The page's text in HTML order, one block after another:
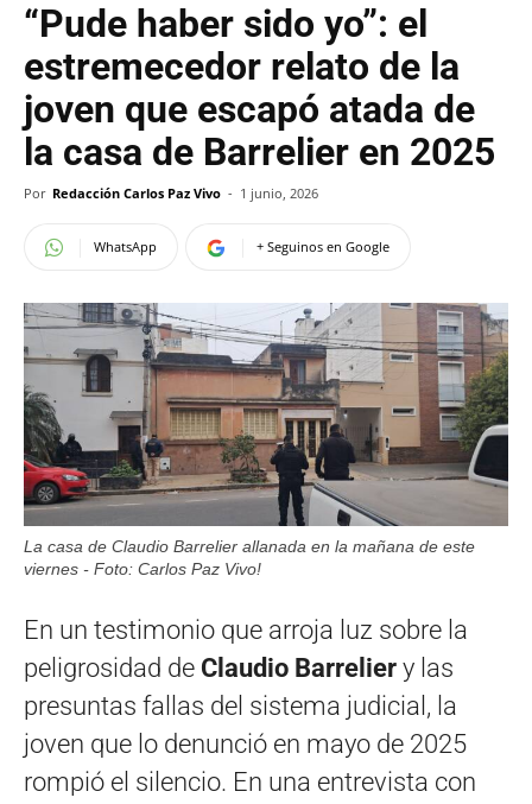
“Pude haber sido yo”: el
estremecedor relato de la
joven que escapó atada de
la casa de Barrelier en 2025
Por Redacción Carlos Paz Vivo - 1 junio, 2026
WhatsApp + Seguinos en Google
La casa de Claudio Barrelier allanada en la mañana de este
viernes - Foto: Carlos Paz Vivo!
En un testimonio que arroja luz sobre la
peligrosidad de Claudio Barrelier y las
presuntas fallas del sistema judicial, la
joven que lo denunció en mayo de 2025
rompió el silencio. En una entrevista con